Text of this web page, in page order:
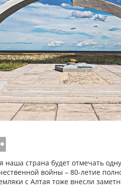
наша страна будет отмечать
войны – 80-летие
с Алтая тоже внесли